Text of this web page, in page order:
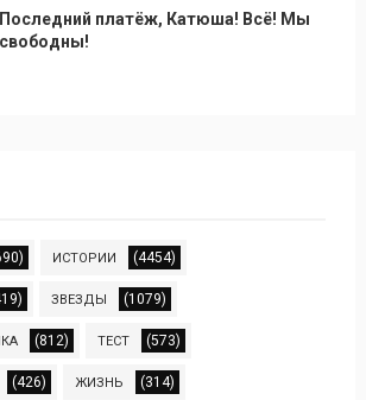
Последний платёж, Катюша! Всё! Мы
свободны!
ИСТОРИИ (4454)
ЗВЕЗДЫ (1079)
(812) ТЕСТ (573)
(426) ЖИЗНЬ (314)